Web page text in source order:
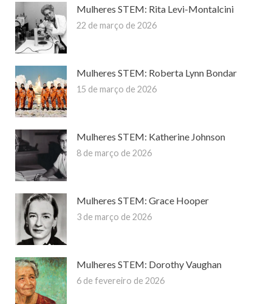
Mulheres STEM: Rita Levi-Montalcini
22 de março de 2026
Mulheres STEM: Roberta Lynn Bondar
15 de março de 2026
Mulheres STEM: Katherine Johnson
8 de março de 2026
Mulheres STEM: Grace Hooper
3 de março de 2026
Mulheres STEM: Dorothy Vaughan
6 de fevereiro de 2026